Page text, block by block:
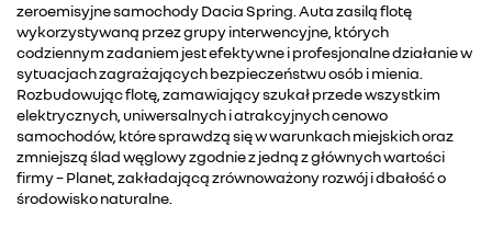
zeroemisyjne samochody Dacia Spring. Auta zasilą flotę
wykorzystywaną przez grupy interwencyjne, których
codziennym zadaniem jest efektywne i profesjonalne działanie w
sytuacjach zagrażających bezpieczeństwu osób i mienia.
Rozbudowując flotę, zamawiający szukał przede wszystkim
elektrycznych, uniwersalnych i atrakcyjnych cenowo
samochodów, które sprawdzą się w warunkach miejskich oraz
zmniejszą ślad węglowy zgodnie z jedną z głównych wartości
firmy – Planet, zakładającą zrównoważony rozwój i dbałość o
środowisko naturalne.